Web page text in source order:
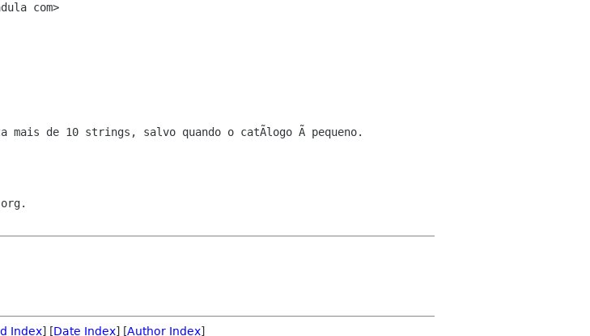
com>
mais de 10 strings, salvo quando o catÃlogo Ã pequeno.
Index] [Date Index] [Author Index]